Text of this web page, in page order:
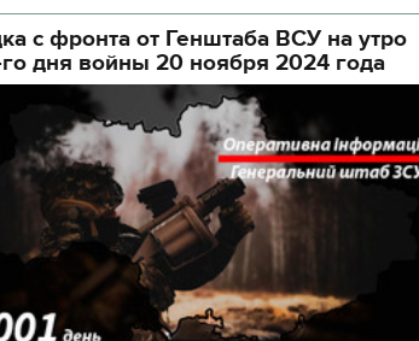
а
с фронта от Генштаба ВСУ на утро
го дня войны 20 ноября 2024 года